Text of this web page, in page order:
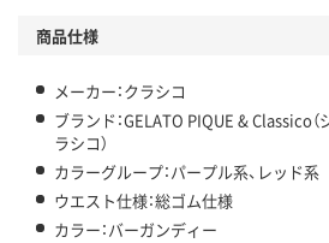
商品仕様
メーカー：クラシコ
ブランド：GELATO PIQUE & Classico
ラシコ）
カラーグループ：パープル系、レッド系
ウエスト仕様：総ゴム仕様
カラー：バーガンディー